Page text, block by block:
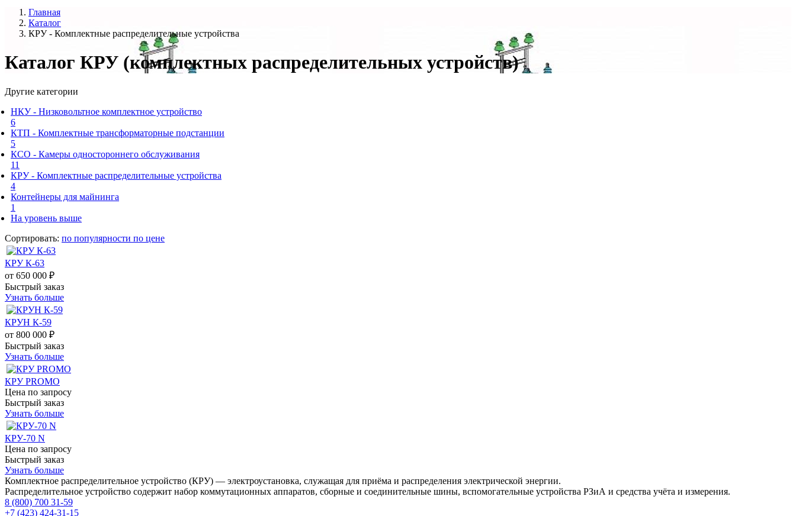
Главная
Каталог
КРУ - Комплектные распределительные устройства
Каталог КРУ (комплектных распределительных устройств)
Другие категории
НКУ - Низковольтное комплектное устройство
6
КТП - Комплектные трансформаторные подстанции
5
КСО - Камеры одностороннего обслуживания
11
КРУ - Комплектные распределительные устройства
4
Контейнеры для майнинга
1
На уровень выше
Сортировать: по популярности по цене
КРУ К-63
от 650 000 ₽
Быстрый заказ
Узнать больше
КРУН К-59
от 800 000 ₽
Быстрый заказ
Узнать больше
КРУ PROMO
Цена по запросу
Быстрый заказ
Узнать больше
КРУ-70 N
Цена по запросу
Быстрый заказ
Узнать больше
Комплектное распределительное устройство (КРУ) — электроустановка, служащая для приёма и распределения электрической энергии.
Распределительное устройство содержит набор коммутационных аппаратов, сборные и соединительные шины, вспомогательные устройства РЗиА и средства учёта и измерения.
8 (800) 700 31-59
+7 (423) 424-31-15